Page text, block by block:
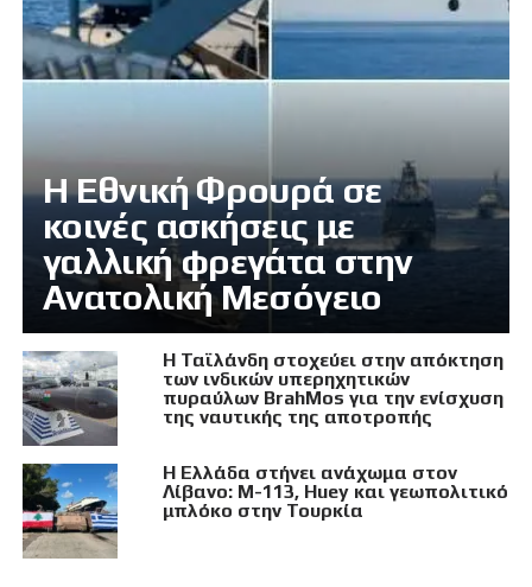
Η Εθνική Φρουρά σε
κοινές ασκήσεις με
γαλλική φρεγάτα στην
Ανατολική Μεσόγειο
Η Ταϊλάνδη στοχεύει στην απόκτηση
των ινδικών υπερηχητικών
πυραύλων BrahMos για την ενίσχυση
της ναυτικής της αποτροπής
Η Ελλάδα στήνει ανάχωμα στον
Λίβανο: M-113, Huey και γεωπολιτικό
μπλόκο στην Τουρκία